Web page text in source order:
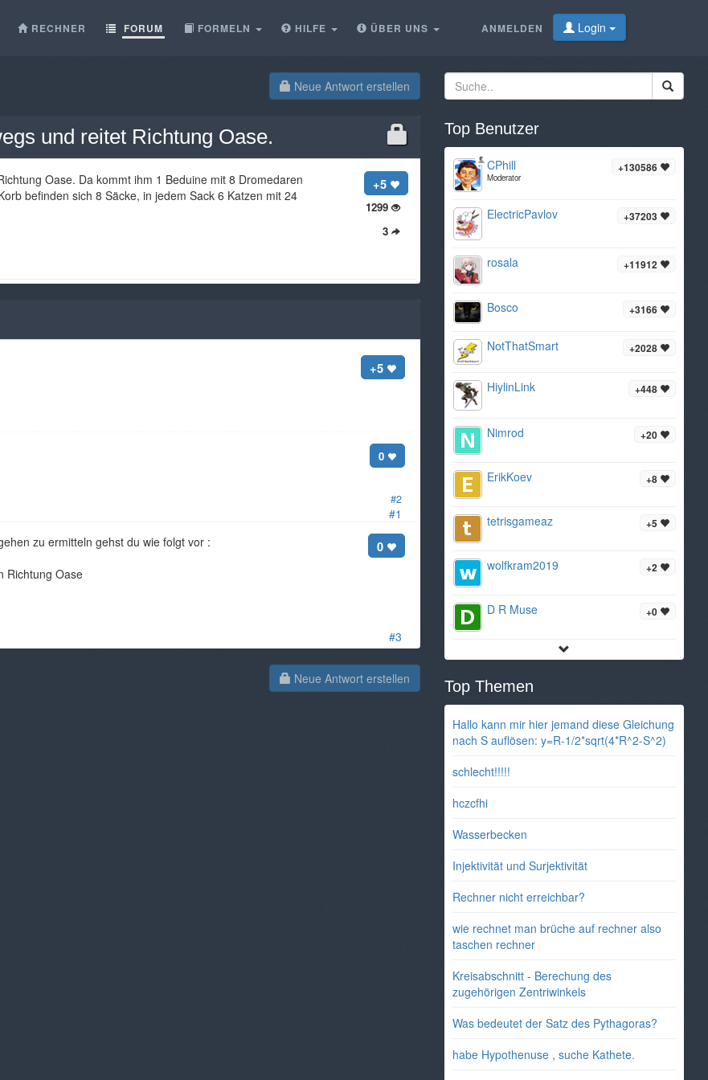
ANMELDEN Login
RECHNER FORUM FORMELN HILFE ÜBER UNS
Neue Antwort erstellen
und reitet Richtung Oase.
+5
1299
3
Oase. Da kommt ihm 1 Beduine mit 8 Dromedaren
befinden sich 8 Säcke, in jedem Sack 6 Katzen mit 24
#1
+5
#2
0
#3
0
zu ermitteln gehst du wie folgt vor :
Richtung Oase
Neue Antwort erstellen
Top Benutzer
+130586
CPhill
Moderator
+37203
ElectricPavlov
+11912
rosala
+3166
Bosco
+2028
NotThatSmart
+448
HiylinLink
+20
Nimrod
+8
ErikKoev
+5
tetrisgameaz
+2
wolfkram2019
+0
D R Muse
Top Themen
Hallo kann mir hier jemand diese Gleichung
nach S auflösen: y=R-1/2*sqrt(4*R^2-S^2)
schlecht!!!!!
hczcfhi
Wasserbecken
Injektivität und Surjektivität
Rechner nicht erreichbar?
wie rechnet man brüche auf rechner also
taschen rechner
Kreisabschnitt - Berechung des
zugehörigen Zentriwinkels
Was bedeutet der Satz des Pythagoras?
habe Hypothenuse , suche Kathete.